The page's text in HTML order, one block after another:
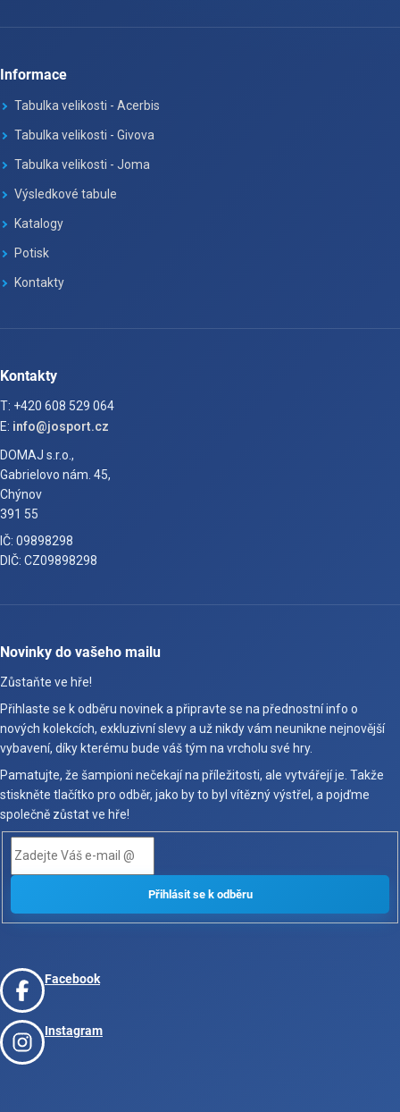
Informace
Tabulka velikosti - Acerbis
Tabulka velikosti - Givova
Tabulka velikosti - Joma
Výsledkové tabule
Katalogy
Potisk
Kontakty
Kontakty
T: +420 608 529 064
E: info@josport.cz
DOMAJ s.r.o.,
Gabrielovo nám. 45,
Chýnov
391 55
IČ: 09898298
DIČ: CZ09898298
Novinky do vašeho mailu
Zůstaňte ve hře!
Přihlaste se k odběru novinek a připravte se na přednostní info o
nových kolekcích, exkluzivní slevy a už nikdy vám neunikne nejnovější
vybavení, díky kterému bude váš tým na vrcholu své hry.
Pamatujte, že šampioni nečekají na příležitosti, ale vytvářejí je. Takže
stiskněte tlačítko pro odběr, jako by to byl vítězný výstřel, a pojďme
společně zůstat ve hře!
Facebook
Instagram